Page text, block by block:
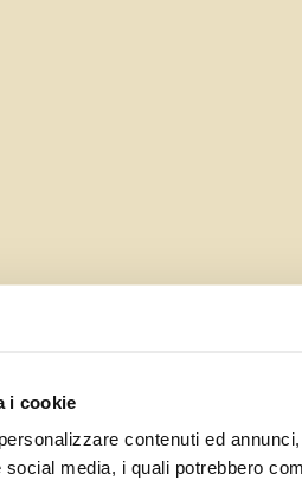
i cookie
contenuti ed
media, i quali potrebbero